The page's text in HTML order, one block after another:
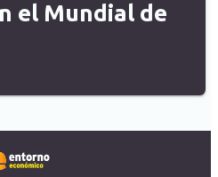
el Mundial de